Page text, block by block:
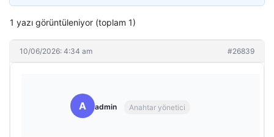
1 yazı görüntüleniyor (toplam 1)
10/06/2026: 4:34 am #26839
A admin Anahtar yönetici